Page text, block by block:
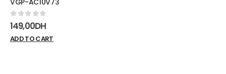
0 sur 5
149,00DH
ADD TO CART